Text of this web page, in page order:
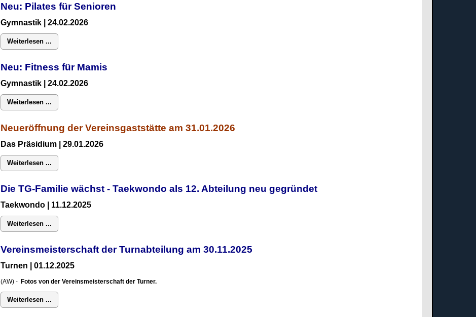
Neu: Pilates für Senioren
Gymnastik | 24.02.2026
Weiterlesen ...
Neu: Fitness für Mamis
Gymnastik | 24.02.2026
Weiterlesen ...
Neueröffnung der Vereinsgaststätte am 31.01.2026
Das Präsidium | 29.01.2026
Weiterlesen ...
Die TG-Familie wächst - Taekwondo als 12. Abteilung neu gegründet
Taekwondo | 11.12.2025
Weiterlesen ...
Vereinsmeisterschaft der Turnabteilung am 30.11.2025
Turnen | 01.12.2025
(AW) -Fotos von der Vereinsmeisterschaft der Turner.
Weiterlesen ...